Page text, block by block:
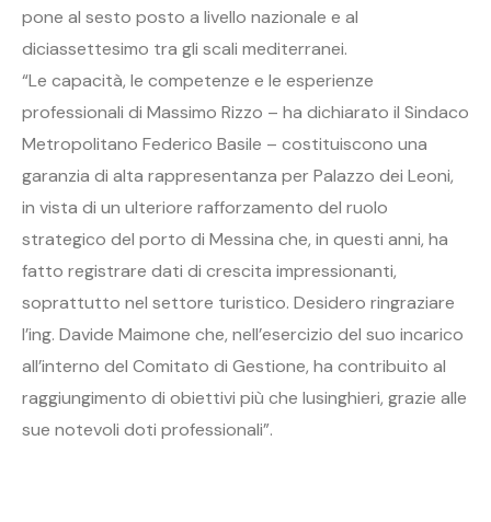
pone al sesto posto a livello nazionale e al
diciassettesimo tra gli scali mediterranei.
“Le capacità, le competenze e le esperienze
professionali di Massimo Rizzo – ha dichiarato il Sindaco
Metropolitano Federico Basile – costituiscono una
garanzia di alta rappresentanza per Palazzo dei Leoni,
in vista di un ulteriore rafforzamento del ruolo
strategico del porto di Messina che, in questi anni, ha
fatto registrare dati di crescita impressionanti,
soprattutto nel settore turistico. Desidero ringraziare
l’ing. Davide Maimone che, nell’esercizio del suo incarico
all’interno del Comitato di Gestione, ha contribuito al
raggiungimento di obiettivi più che lusinghieri, grazie alle
sue notevoli doti professionali”.